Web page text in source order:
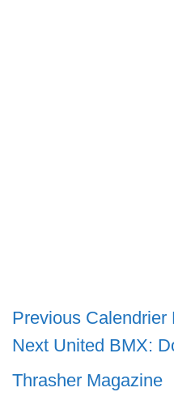
Navigation
de
l’article
Previous Previous
post:
Calendrier
Next Next
post:
United BMX:
Thrasher Magazine